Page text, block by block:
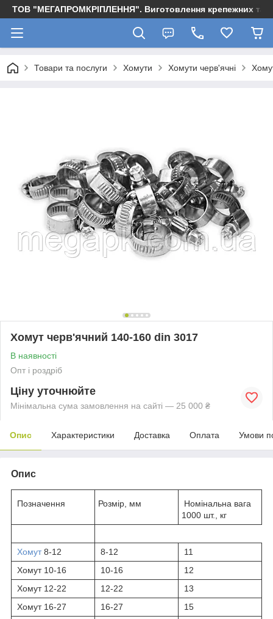
ТОВ "МЕГАПРОМКРІПЛЕННЯ". Виготовлення крепежних та
Товари та послуги Хомути Хомути черв'ячні
Хомут черв'ячний 140-160 din 3017
В наявності
Опт і роздріб
Ціну уточнюйте
Мінімальна сума замовлення на сайті — 25 000 ₴
Опис Характеристики Доставка Оплата Умови
Опис
Позначення Розмір, мм
Номінальна вага
1000 шт., кг
Хомут8-12 8-12
11
Хомут 10-16
10-16
12
Хомут 12-22
12-22
13
Хомут 16-27
16-27
15